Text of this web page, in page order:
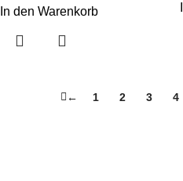
In den Warenkorb
← 1 2 3 4